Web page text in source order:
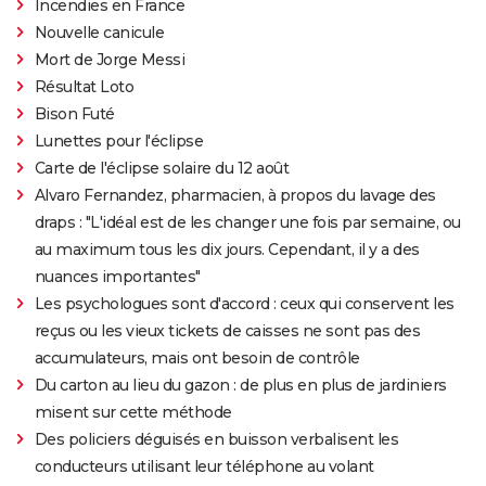
Incendies en France
Nouvelle canicule
Mort de Jorge Messi
Résultat Loto
Bison Futé
Lunettes pour l'éclipse
Carte de l'éclipse solaire du 12 août
Alvaro Fernandez, pharmacien, à propos du lavage des
draps : "L'idéal est de les changer une fois par semaine, ou
au maximum tous les dix jours. Cependant, il y a des
nuances importantes"
Les psychologues sont d'accord : ceux qui conservent les
reçus ou les vieux tickets de caisses ne sont pas des
accumulateurs, mais ont besoin de contrôle
Du carton au lieu du gazon : de plus en plus de jardiniers
misent sur cette méthode
Des policiers déguisés en buisson verbalisent les
conducteurs utilisant leur téléphone au volant